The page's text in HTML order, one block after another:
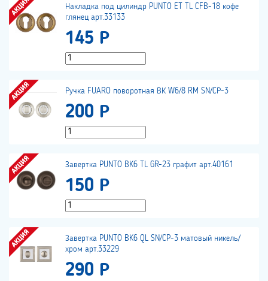
Накладка под цилиндр PUNTO ET TL CFB-18 кофе
глянец арт.33133
145 Р
Ручка FUARO поворотная ВК W6/8 RM SN/CР-3
200 Р
Завертка PUNTO BK6 TL GR-23 графит арт.40161
150 Р
Завертка PUNTO BK6 QL SN/CP-3 матовый никель/
хром арт.33229
290 Р